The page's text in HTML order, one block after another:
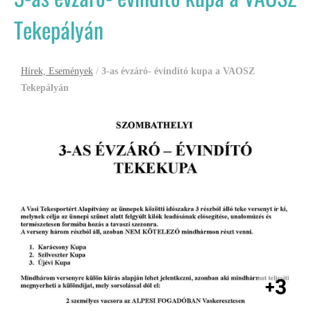
Tekepályán
Hírek, Események / 3-as évzáró- évindító kupa a VAOSZ
Tekepályán
+3